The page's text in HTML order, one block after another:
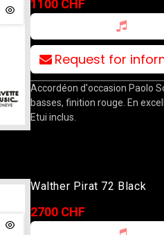
1100 CHF
Request for
Accordéon d'occasion Paolo
basses, finition rouge. En
Etui inclus.
Walther Pirat 72 Black
2700 CHF